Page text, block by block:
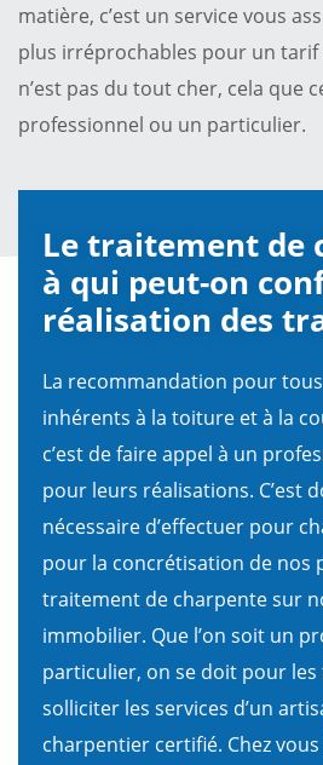
matière, c’est un service vous
plus irréprochables pour un tarif
n’est pas du tout cher, cela que
professionnel ou un particulier.
Le traitement de
à qui peut-on
réalisation des
La recommandation pour
inhérents à la toiture et à la
c’est de faire appel à un
pour leurs réalisations. C’est
nécessaire d’effectuer pour
pour la concrétisation de nos
traitement de charpente sur
immobilier. Que l’on soit un
particulier, on se doit pour les
solliciter les services d’un
charpentier certifié. Chez